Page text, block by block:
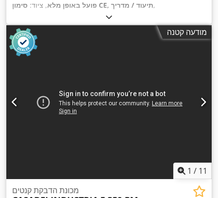
פועל באופן מלא, ציוד: סימון CE, תיעוד / מדריך,
מודעה קטנה
1 / 11
מכונת הדבקת קנטים